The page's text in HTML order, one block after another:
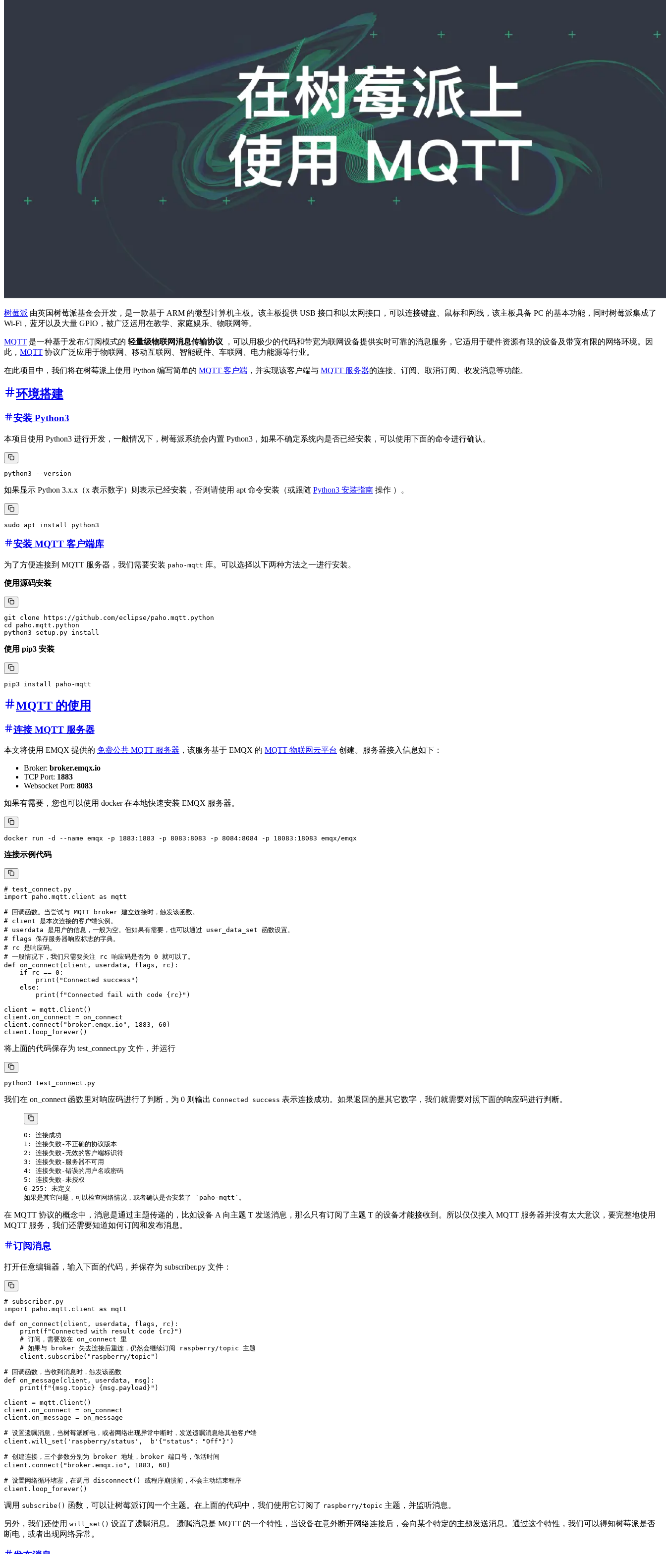
树莓派 由英国树莓派基金会开发，是一款基于 ARM 的微型计算机主板。该主板提供 USB 接口和以太网接口，可以连接键盘、鼠标和网线，该主板具备 PC 的基本功能，同时树莓派集成了
Wi-Fi，蓝牙以及大量 GPIO，被广泛运用在教学、家庭娱乐、物联网等。
MQTT 是一种基于发布/订阅模式的 轻量级物联网消息传输协议 ，可以用极少的代码和带宽为联网设备提供实时可靠的消息服务，它适用于硬件资源有限的设备及带宽有限的网络环境。因
此， MQTT 协议广泛应用于物联网、移动互联网、智能硬件、车联网、电力能源等行业。
在此项目中，我们将在树莓派上使用 Python 编写简单的 MQTT 客户端 ，并实现该客户端与 MQTT 服务器的连接、订阅、取消订阅、收发消息等功能。
环境搭建
安装 Python3
本项目使用 Python3 进行开发，一般情况下，树莓派系统会内置 Python3，如果不确定系统内是否已经安装，可以使用下面的命令进行确认。
如果显示 Python 3.x.x（x 表示数字）则表示已经安装，否则请使用 apt 命令安装（或跟随 Python3 安装指南 操作 ）。
安装 MQTT 客户端库
为了方便连接到 MQTT 服务器，我们需要安装 paho-mqtt 库。可以选择以下两种方法之一进行安装。
使用源码安装
git clone https://github.com/eclipse/paho.mqtt.python
cd paho.mqtt.python
使用 pip3 安装
MQTT 的使用
连接 MQTT 服务器
本文将使用 EMQX 提供的 免费公共 MQTT 服务器 ，该服务基于 EMQX 的 MQTT 物联网云平台 创建。服务器接入信息如下：
Broker: broker.emqx.io
TCP Port: 1883
Websocket Port: 8083
如果有需要，您也可以使用 docker 在本地快速安装 EMQX 服务器。
连接示例代码
# test_connect.py
import paho.mqtt.client as mqtt
# 回调函数。当尝试与 MQTT broker 建立连接时，触发该函数。
# client 是本次连接的客户端实例。
# userdata 是用户的信息，一般为空。但如果有需要，也可以通过 user_data_set 函数设置。
# flags 保存服务器响应标志的字典。
# rc 是响应码。
# 一般情况下，我们只需要关注 rc 响应码是否为 0 就可以了。
def on_connect(client, userdata, flags, rc):
    if rc == 0:
        print("Connected success")
    else:
        print(f"Connected fail with code {rc}")
client = mqtt.Client()
client.on_connect = on_connect
client.connect("broker.emqx.io", 1883, 60)
将上面的代码保存为 test_connect.py 文件，并运行
我们在 on_connect 函数里对响应码进行了判断，为 0 则输出 Connected success 表示连接成功。如果返回的是其它数字，我们就需要对照下面的响应码进行判断。
0: 连接成功
1: 连接失败-不正确的协议版本
2: 连接失败-无效的客户端标识符
3: 连接失败-服务器不可用
4: 连接失败-错误的用户名或密码
5: 连接失败-未授权
6-255: 未定义
在 MQTT 协议的概念中，消息是通过主题传递的，比如设备 A 向主题 T 发送消息，那么只有订阅了主题 T 的设备才能接收到。所以仅仅接入 MQTT 服务器并没有太大意议，要完整地使用
MQTT 服务，我们还需要知道如何订阅和发布消息。
订阅消息
打开任意编辑器，输入下面的代码，并保存为 subscriber.py 文件：
# subscriber.py
import paho.mqtt.client as mqtt
def on_connect(client, userdata, flags, rc):
    print(f"Connected with result code {rc}")
    # 订阅，需要放在 on_connect 里
    # 如果与 broker 失去连接后重连，仍然会继续订阅 raspberry/topic 主题
    client.subscribe("raspberry/topic")
# 回调函数，当收到消息时，触发该函数
def on_message(client, userdata, msg):
    print(f"{msg.topic} {msg.payload}")
client = mqtt.Client()
client.on_connect = on_connect
client.on_message = on_message
# 设置遗嘱消息，当树莓派断电，或者网络出现异常中断时，发送遗嘱消息给其他客户端
client.will_set('raspberry/status',  b'{"status": "Off"}')
# 创建连接，三个参数分别为 broker 地址，broker 端口号，保活时间
client.connect("broker.emqx.io", 1883, 60)
# 设置网络循环堵塞，在调用 disconnect() 或程序崩溃前，不会主动结束程序
调用 subscribe() 函数，可以让树莓派订阅一个主题。在上面的代码中，我们使用它订阅了 raspberry/topic 主题，并监听消息。
另外，我们还使用 will_set() 设置了遗嘱消息。 遗嘱消息是 MQTT 的一个特性，当设备在意外断开网络连接后，会向某个特定的主题发送消息。通过这个特性，我们可以得知树莓派是否
断电，或者出现网络异常。